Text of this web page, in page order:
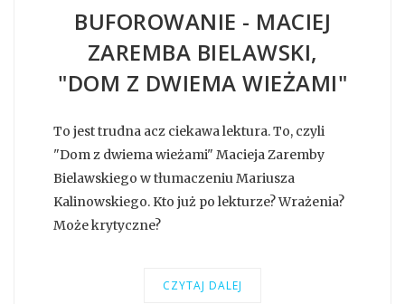
BUFOROWANIE - MACIEJ
ZAREMBA BIELAWSKI,
"DOM Z DWIEMA WIEŻAMI"
To jest trudna acz ciekawa lektura. To, czyli
"Dom z dwiema wieżami" Macieja Zaremby
Bielawskiego w tłumaczeniu Mariusza
Kalinowskiego. Kto już po lekturze? Wrażenia?
Może krytyczne?
CZYTAJ DALEJ